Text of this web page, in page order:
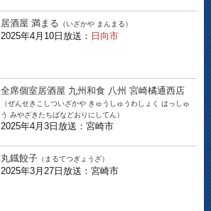
居酒屋 満まる （いざかや まんまる）
2025年4月10日放送： 日向市
全席個室居酒屋 九州和食 八州 宮崎橘通西店
（ぜんせきこしついざかや きゅうしゅうわしょく はっしゅ
う みやざきたちばなどおりにしてん）
2025年4月3日放送：宮崎市
丸鐡餃子 （まるてつぎょうざ）
2025年3月27日放送：宮崎市